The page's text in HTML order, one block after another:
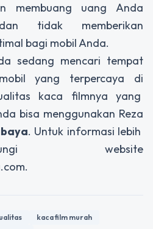
membuang uang Anda
tidak memberikan
bagi mobil Anda.
sedang mencari tempat
yang terpercaya di
kaca filmnya yang
bisa menggunakan Reza
. Untuk informasi lebih
website
kaca film murah